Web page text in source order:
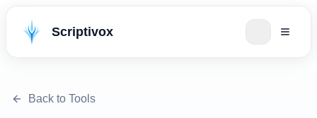
Scriptivox
Back to Tools